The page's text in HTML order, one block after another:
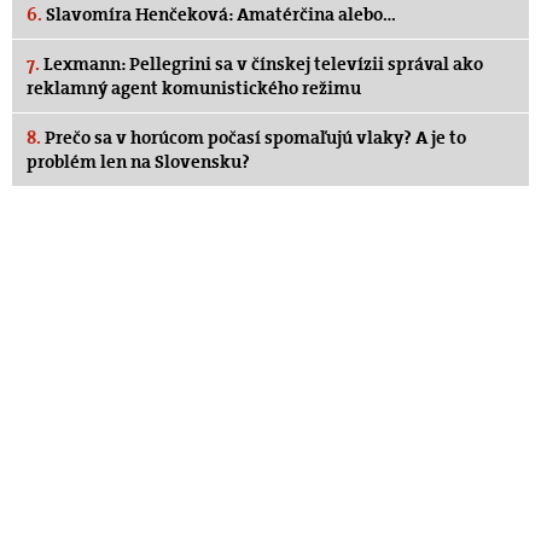
6. Slavomíra Henčeková: Amatérčina alebo…
7. Lexmann: Pellegrini sa v čínskej televízii správal ako
reklamný agent komunistického režimu
8. Prečo sa v horúcom počasí spomaľujú vlaky? A je to
problém len na Slovensku?